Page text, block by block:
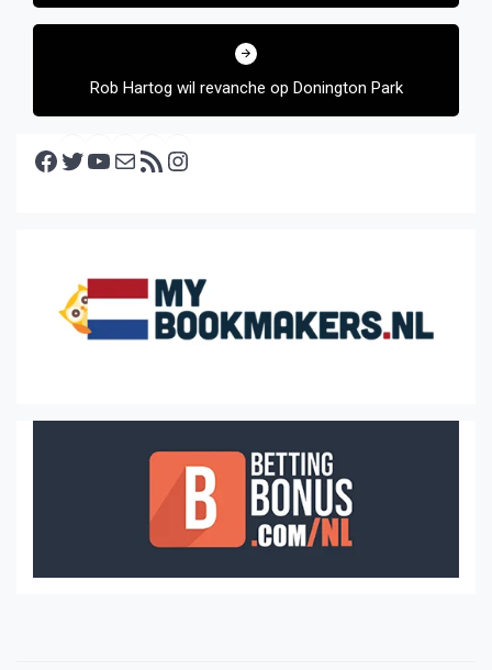
Rob Hartog wil revanche op Donington Park
Facebook Twitter YouTube E-mail RSS feed